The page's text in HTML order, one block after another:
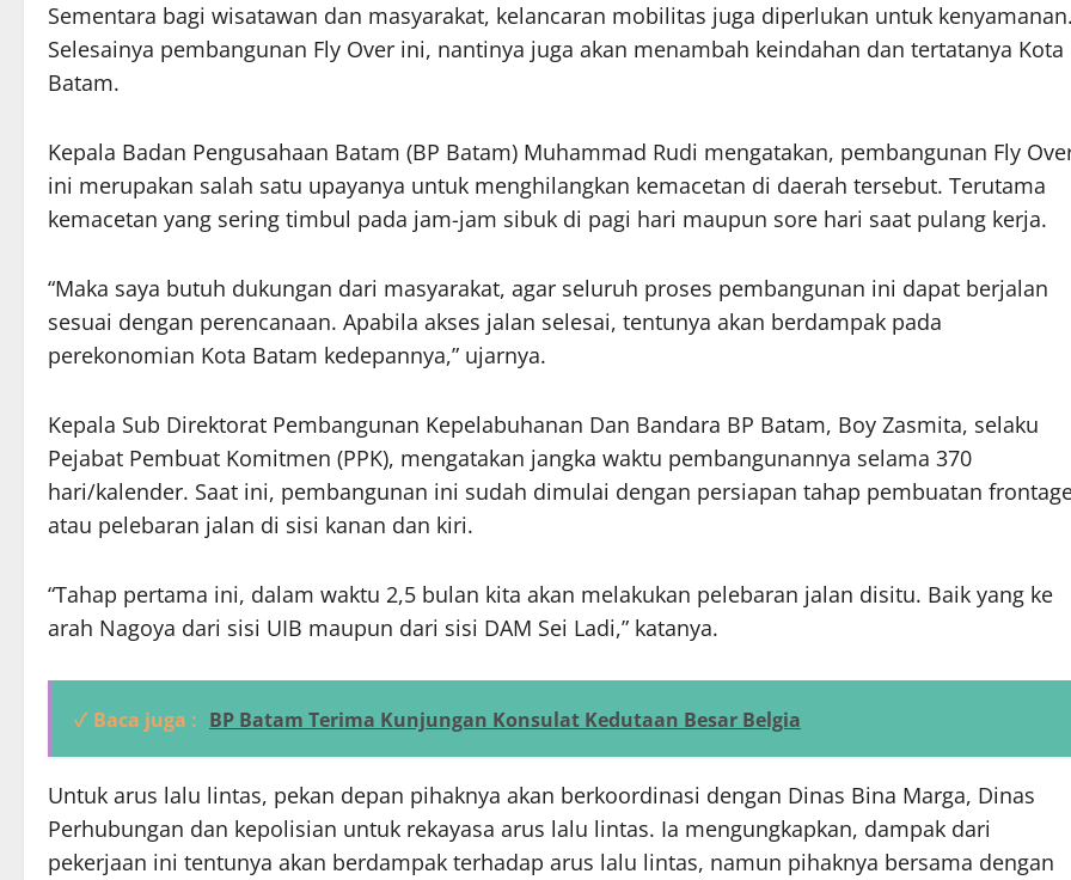
Sementara bagi wisatawan dan masyarakat, kelancaran mobilitas juga diperlukan untuk
Selesainya pembangunan Fly Over ini, nantinya juga akan menambah keindahan dan tertatanya Kota
Batam.
Kepala Badan Pengusahaan Batam (BP Batam) Muhammad Rudi mengatakan, pembangunan Fly
ini merupakan salah satu upayanya untuk menghilangkan kemacetan di daerah tersebut. Terutama
kemacetan yang sering timbul pada jam-jam sibuk di pagi hari maupun sore hari saat pulang kerja.
“Maka saya butuh dukungan dari masyarakat, agar seluruh proses pembangunan ini dapat berjalan
sesuai dengan perencanaan. Apabila akses jalan selesai, tentunya akan berdampak pada
perekonomian Kota Batam kedepannya,” ujarnya.
Kepala Sub Direktorat Pembangunan Kepelabuhanan Dan Bandara BP Batam, Boy Zasmita, selaku
Pejabat Pembuat Komitmen (PPK), mengatakan jangka waktu pembangunannya selama 370
hari/kalender. Saat ini, pembangunan ini sudah dimulai dengan persiapan tahap pembuatan
atau pelebaran jalan di sisi kanan dan kiri.
“Tahap pertama ini, dalam waktu 2,5 bulan kita akan melakukan pelebaran jalan disitu. Baik yang ke
arah Nagoya dari sisi UIB maupun dari sisi DAM Sei Ladi,” katanya.
✓ Baca juga : BP Batam Terima Kunjungan Konsulat Kedutaan Besar Belgia
Untuk arus lalu lintas, pekan depan pihaknya akan berkoordinasi dengan Dinas Bina Marga, Dinas
Perhubungan dan kepolisian untuk rekayasa arus lalu lintas. Ia mengungkapkan, dampak dari
pekerjaan ini tentunya akan berdampak terhadap arus lalu lintas, namun pihaknya bersama dengan